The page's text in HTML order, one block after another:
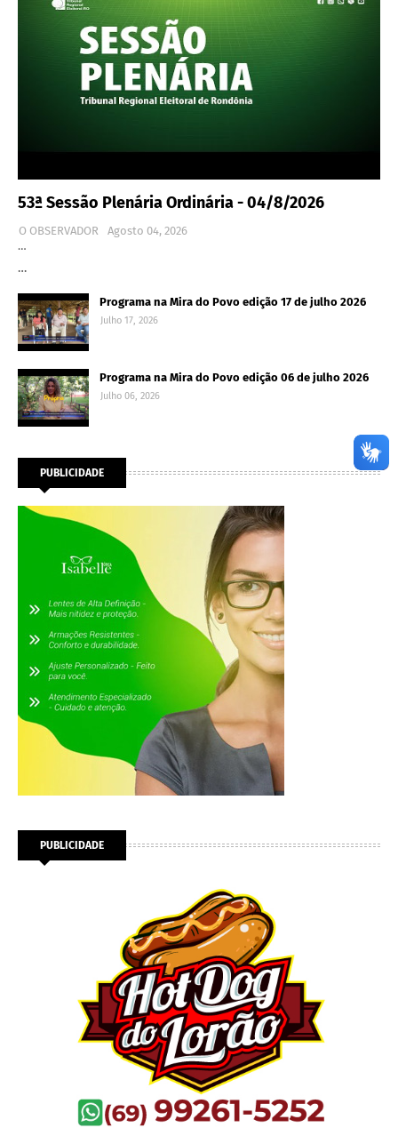
53ª Sessão Plenária Ordinária - 04/8/2026
O OBSERVADOR
Agosto 04, 2026
…
…
Programa na Mira do Povo edição 17 de julho 2026
Julho 17, 2026
Programa na Mira do Povo edição 06 de julho 2026
Julho 06, 2026
PUBLICIDADE
PUBLICIDADE